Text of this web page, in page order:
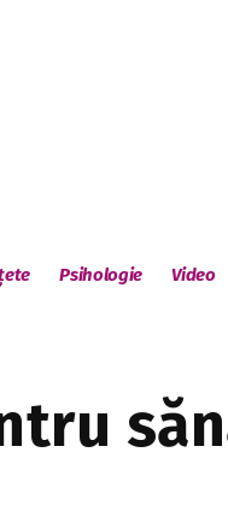
Psihologie Video